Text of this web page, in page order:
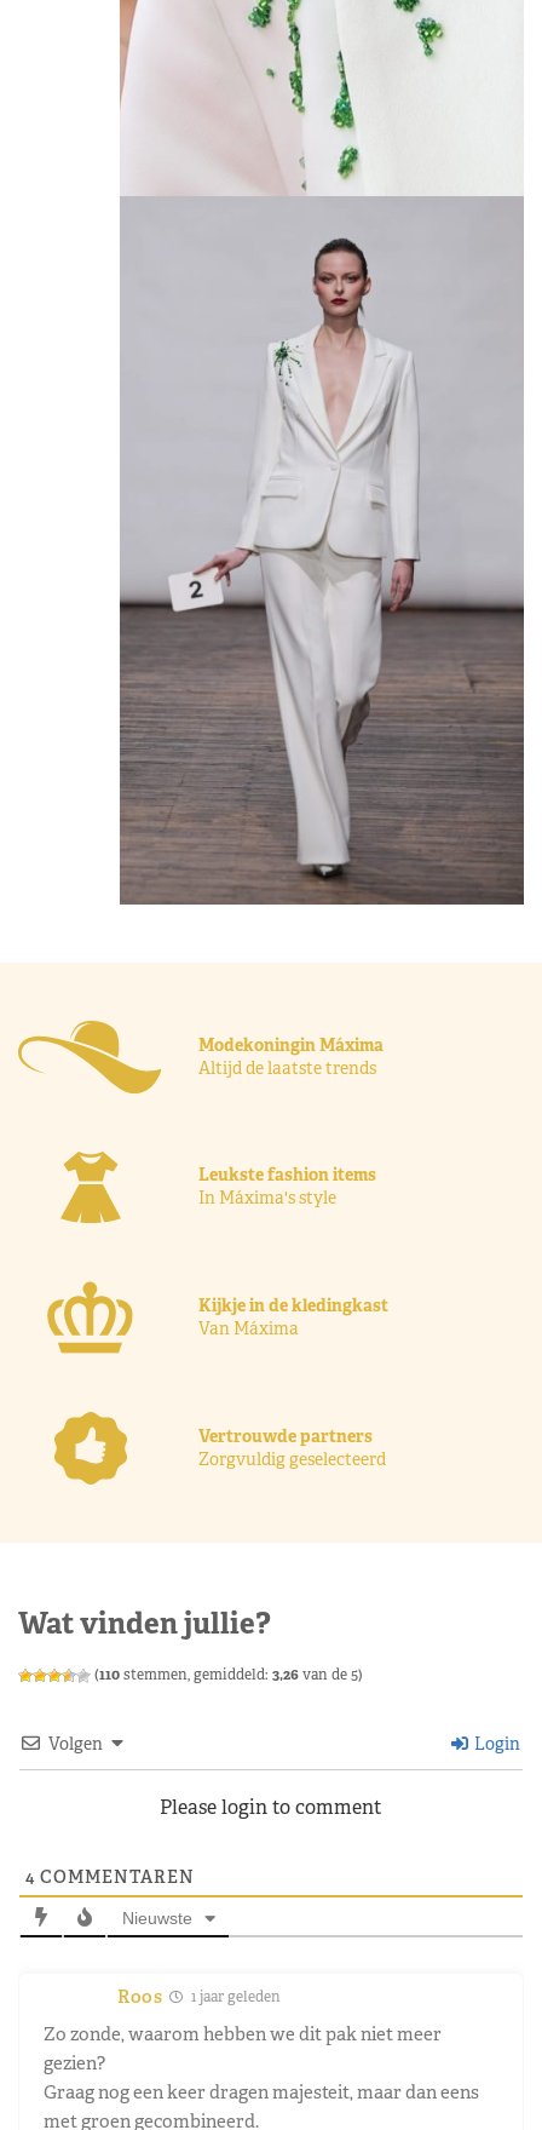
Modekoningin Máxima
Altijd de laatste trends
Leukste fashion items
In Máxima's style
Kijkje in de kledingkast
Van Máxima
Vertrouwde partners
Zorgvuldig geselecteerd
Wat vinden jullie?
(110stemmen, gemiddeld: 3,26van de 5)
Volgen Login
Please login to comment
4 COMMENTAREN
Nieuwste
Roos 1 jaar geleden
Zo zonde, waarom hebben we dit pak niet meer
gezien?
Graag nog een keer dragen majesteit, maar dan eens
met groen gecombineerd.